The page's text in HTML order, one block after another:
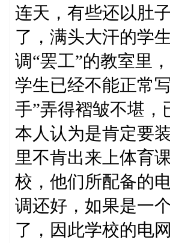
连天，有些还以肚
了，满头大汗的学
调“罢工”的教室里
学生已经不能正常
手”弄得褶皱不堪
本人认为是肯定要
里不肯出来上体育
校，他们所配备的
调还好，如果是一
了，因此学校的电